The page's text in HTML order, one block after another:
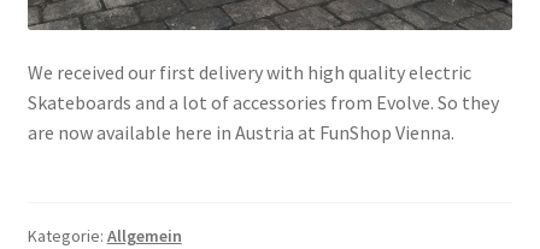
We received our first delivery with high quality electric
Skateboards and a lot of accessories from Evolve. So they
are now available here in Austria at FunShop Vienna.
Kategorie: Allgemein